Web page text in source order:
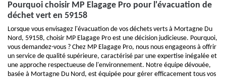
Pourquoi choisir MP Elagage Pro pour l'évacuation de
déchet vert en 59158
Lorsque vous envisagez l'évacuation de vos déchets verts à Mortagne Du
Nord, 59158, choisir MP Elagage Pro est une décision judicieuse. Pourquoi,
vous demandez-vous ? Chez MP Elagage Pro, nous nous engageons à offrir
un service de qualité supérieure, caractérisé par une expertise inégalée et
une approche respectueuse de l'environnement. Notre équipe dévouée,
basée à Mortagne Du Nord, est équipée pour gérer efficacement tous vos